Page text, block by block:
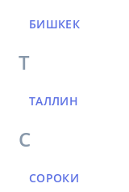
БИШКЕК
Т
ТАЛЛИН
С
СОРОКИ